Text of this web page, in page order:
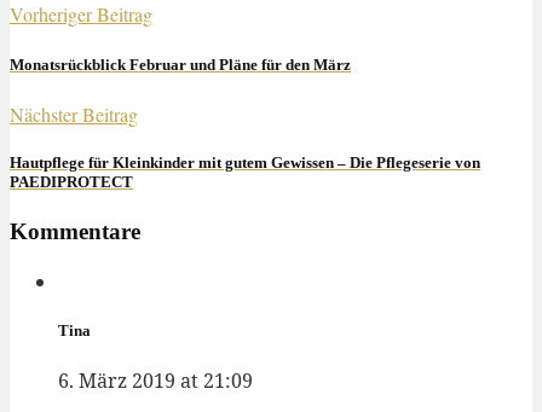
Vorheriger Beitrag
Monatsrückblick Februar und Pläne für den März
Nächster Beitrag
Hautpflege für Kleinkinder mit gutem Gewissen – Die Pflegeserie von
PAEDIPROTECT
Kommentare
Tina
6. März 2019 at 21:09